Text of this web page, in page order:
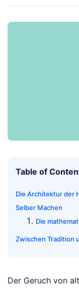
Table of
Die Architektur der
Selber Machen
Die
Zwischen Tradition
Der Geruch von